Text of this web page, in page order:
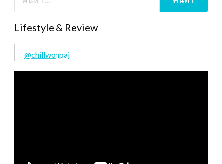
Lifestyle & Review
@chillwonpai